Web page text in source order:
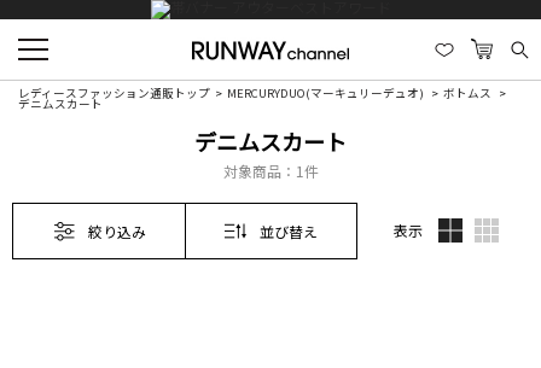
レディースファッション通販トップ MERCURYDUO(マーキュリーデュオ) ボトムス
デニムスカート
デニムスカート
対象商品： 1件
絞り込み 並び替え 表示